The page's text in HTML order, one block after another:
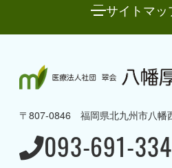
サイトマッ
八幡厚生病院について
→ 病棟のご案内
〒807-0846 福岡県北九州市八幡
093-691-